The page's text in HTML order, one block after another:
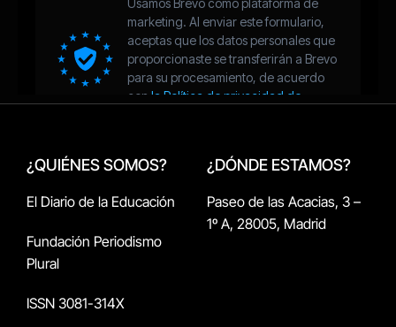
¿QUIÉNES SOMOS?
El Diario de la Educación
Fundación Periodismo
Plural
ISSN 3081-314X
¿DÓNDE ESTAMOS?
Paseo de las Acacias, 3 –
1º A, 28005, Madrid